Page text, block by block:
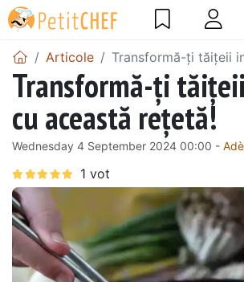
Articole Transformă-ți tăițeii
Transformă-ți
cu această rețetă!
Wednesday 4 September 2024 00:00 -